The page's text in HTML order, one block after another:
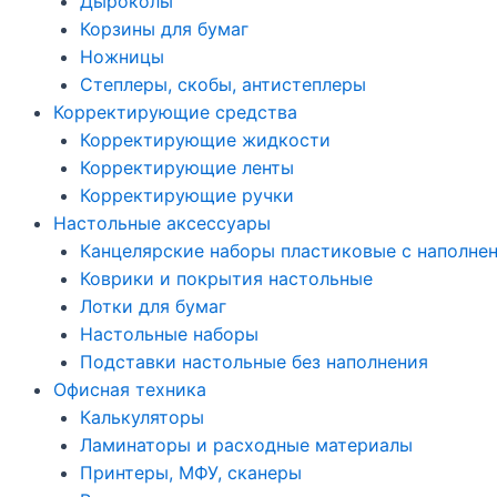
Корзины для бумаг
Ножницы
Степлеры, скобы, антистеплеры
Корректирующие средства
Корректирующие жидкости
Корректирующие ленты
Корректирующие ручки
Настольные аксессуары
Канцелярские наборы пластиковые с
Коврики и покрытия настольные
Лотки для бумаг
Настольные наборы
Подставки настольные без наполнения
Офисная техника
Калькуляторы
Ламинаторы и расходные материалы
Принтеры, МФУ, сканеры